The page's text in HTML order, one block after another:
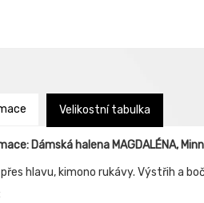
Velikostní tabulka
Dámská halena MAGDALÉNA,
hlavu, kimono rukávy. Výstřih a